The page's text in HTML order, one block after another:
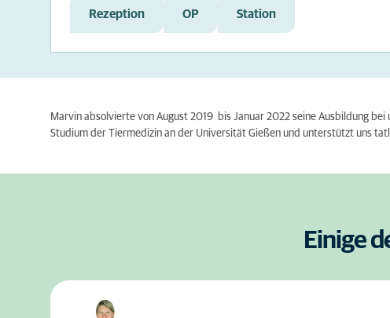
Rezeption OP Station
Marvin absolvierte von August 2019 bis Januar 2022 seine Ausbildung
Studium der Tiermedizin an der Universität Gießen und unterstützt uns
Einige